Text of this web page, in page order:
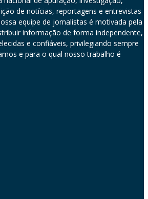
de notícias, reportagens e entrevistas
equipe de jornalistas é motivada pela
informação de forma independente,
e confiáveis, privilegiando sempre
e para o qual nosso trabalho é